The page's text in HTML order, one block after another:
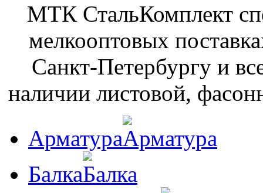
МТК СтальКомплект
мелкооптовых
Санкт-Петербургу и
наличии листовой,
Арматура
Балка